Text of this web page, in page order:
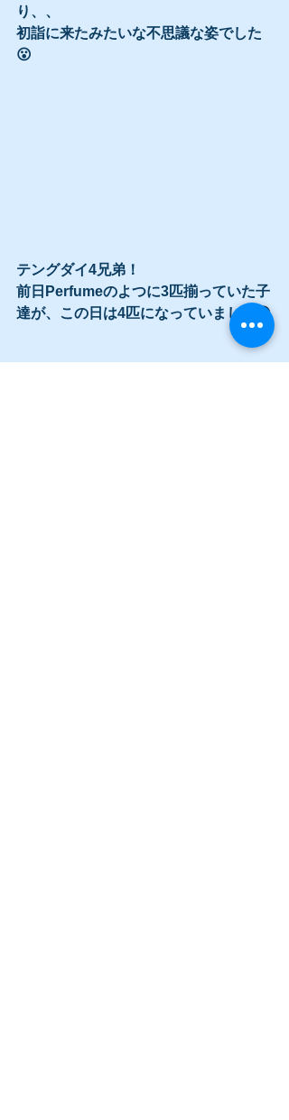
り、、
初詣に来たみたいな不思議な姿でした
😮
テングダイ4兄弟！
前日Perfumeのよつに3匹揃っていた子
達が、この日は4匹になっていました😆